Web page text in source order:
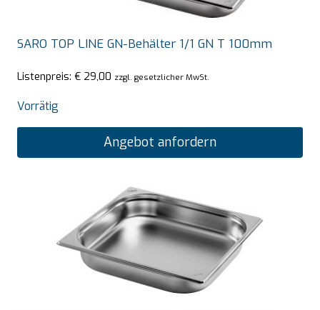
SARO TOP LINE GN-Behälter 1/1 GN T 100mm
Listenpreis: € 29,00 zzgl. gesetzlicher MwSt.
Vorrätig
Angebot anfordern